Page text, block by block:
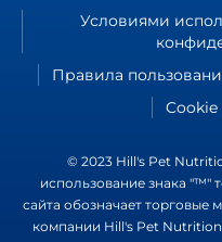
Условиями
Правила
Cookie
© 2023 Hill's Pet
использование знака "™"
сайта обозначает торговые
компании Hill's Pet